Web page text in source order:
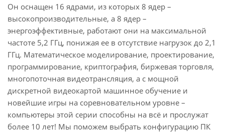
Он оснащен 16 ядрами, из которых 8 ядер –
высокопроизводительные, а 8 ядер –
энергоэффективные, работают они на максимальной
частоте 5,2 ГГц, понижая ее в отсутствие нагрузок до 2,1
ГГц. Математическое моделирование, проектирование,
программирование, криптография, биржевая торговля,
многопоточная видеотрансляция, а с мощной
дискретной видеокартой машинное обучение и
новейшие игры на соревновательном уровне –
компьютеры этой серии способны на всё и прослужат
более 10 лет! Мы поможем выбрать конфигурацию ПК